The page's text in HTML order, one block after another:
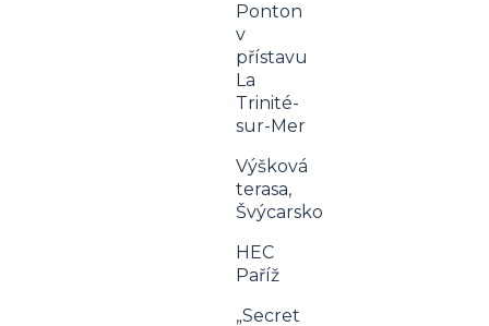
Ponton
v
přístavu
La
Trinité-
sur-Mer
Výšková
terasa,
Švýcarsko
HEC
Paříž
„Secret